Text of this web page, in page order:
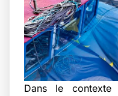
Dans le contexte